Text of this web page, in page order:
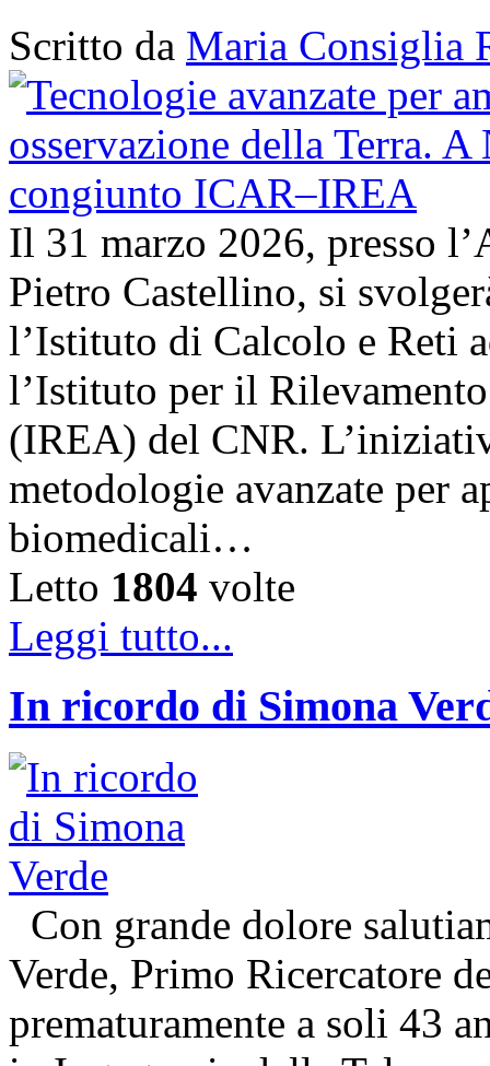
Scritto da Maria Consiglia
Il 31 marzo 2026, presso
Pietro Castellino, si
l’Istituto di Calcolo e Reti
l’Istituto per il
(IREA) del CNR.
metodologie avanzate per
biomedicali…
Letto 1804 volte
Leggi tutto...
In ricordo di Simona
Con grande dolore
Verde, Primo Ricercatore
prematuramente a soli 43